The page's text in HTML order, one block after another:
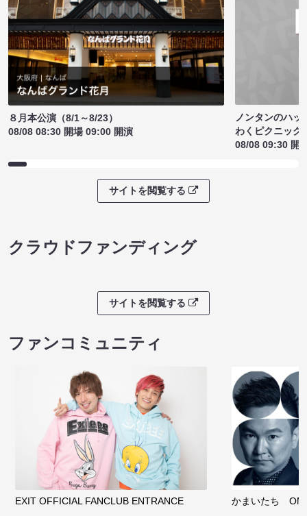
８月本公演（8/1～8/23）
08/08 08:30 開場 09:00 開演
ノンタンのハッ
わくピクニック
08/08 09:30 開
サイトを閲覧する
クラウドファンディング
サイトを閲覧する
ファンコミュニティ
EXIT OFFICIAL FANCLUB ENTRANCE かまいたち